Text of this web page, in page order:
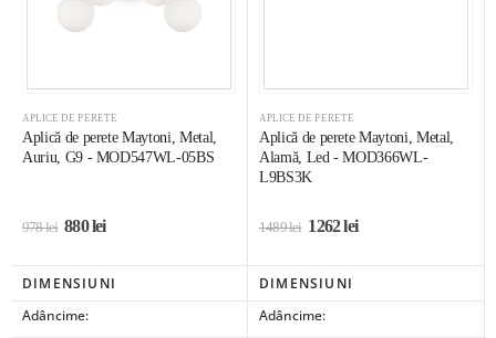
APLICE DE PERETE
Aplică de perete Maytoni, Metal,
Auriu, G9 - MOD547WL-05BS
978lei 880lei
APLICE DE PERETE
Aplică de perete Maytoni, Metal,
Alamă, Led - MOD366WL-
L9BS3K
1489lei 1262lei
DIMENSIUNI
DIMENSIUNI
Adâncime:
Adâncime: